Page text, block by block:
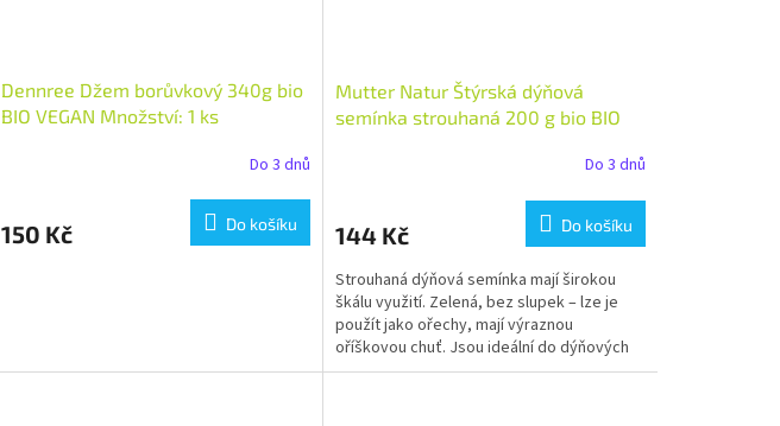
Dennree Džem borůvkový 340g bio
BIO VEGAN Množství: 1 ks
Do 3 dnů
150 Kč Do košíku
Mutter Natur Štýrská dýňová
semínka strouhaná 200 g bio BIO
Do 3 dnů
144 Kč Do košíku
Strouhaná dýňová semínka mají širokou
škálu využití. Zelená, bez slupek – lze je
použít jako ořechy, mají výraznou
oříškovou chuť. Jsou ideální do dýňových
koláčů, sušenek...